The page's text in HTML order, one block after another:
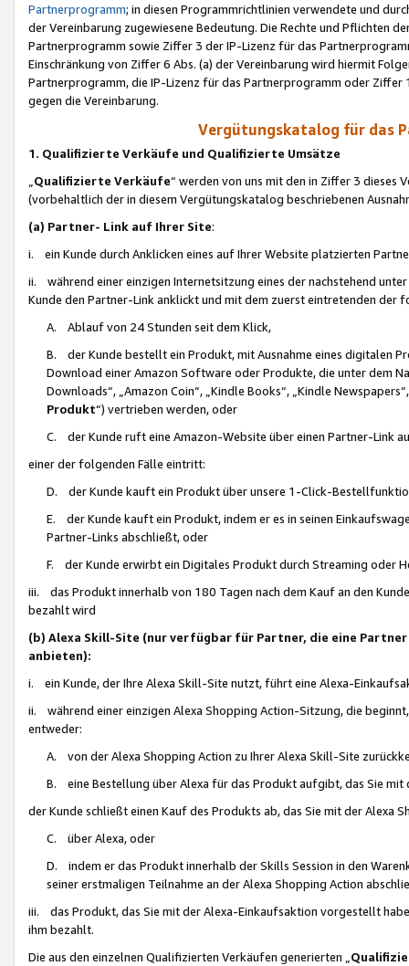
Partnerprogramm; in diesen Programmrichtlinien verwendete und
der Vereinbarung zugewiesene Bedeutung. Die Rechte und Pflichten
Partnerprogramm sowie Ziffer 3 der IP-Lizenz für das
Einschränkung von Ziffer 6 Abs. (a) der Vereinbarung wird hiermit
Partnerprogramm, die IP-Lizenz für das Partnerprogramm oder
gegen die Vereinbarung.
Vergütungskatalog für das
1. Qualifizierte Verkäufe und Qualifizierte Umsätze
Qualifizierte Verkäufe“ werden von uns mit den in Ziffer 3
(vorbehaltlich der in diesem Vergütungskatalog beschriebenen
(a) Partner- Link auf Ihrer Site:
i. ein Kunde durch Anklicken eines auf Ihrer Website platzierten
ii. während einer einzigen Internetsitzung eines der nachstehend
Kunde den Partner-Link anklickt und mit dem zuerst eintretenden der
A. Ablauf von 24 Stunden seit dem Klick,
B. der Kunde bestellt ein Produkt, mit Ausnahme eines digitalen
Download einer Amazon Software oder Produkte, die unter dem
Downloads“, „Amazon Coin“, „Kindle Books“, „Kindle
Produkt“) vertrieben werden, oder
C. der Kunde ruft eine Amazon-Website über einen Partner-Link
einer der folgenden Fälle eintritt:
D. der Kunde kauft ein Produkt über unsere 1-Click-
E. der Kunde kauft ein Produkt, indem er es in seinen
Partner-Links abschließt, oder
F. der Kunde erwirbt ein Digitales Produkt durch Streaming oder
iii. das Produkt innerhalb von 180 Tagen nach dem Kauf an den
bezahlt wird
(b) Alexa Skill-Site (nur verfügbar für Partner, die eine
anbieten):
i. ein Kunde, der Ihre Alexa Skill-Site nutzt, führt eine Alexa-
ii. während einer einzigen Alexa Shopping Action-Sitzung, die
entweder:
A. von der Alexa Shopping Action zu Ihrer Alexa Skill-Site
B. eine Bestellung über Alexa für das Produkt aufgibt, das Sie mit
der Kunde schließt einen Kauf des Produkts ab, das Sie mit der Alexa
C. über Alexa, oder
D. indem er das Produkt innerhalb der Skills Session in den
seiner erstmaligen Teilnahme an der Alexa Shopping Action
iii. das Produkt, das Sie mit der Alexa-Einkaufsaktion vorgestellt
ihm bezahlt.
Die aus den einzelnen Qualifizierten Verkäufen generierten „